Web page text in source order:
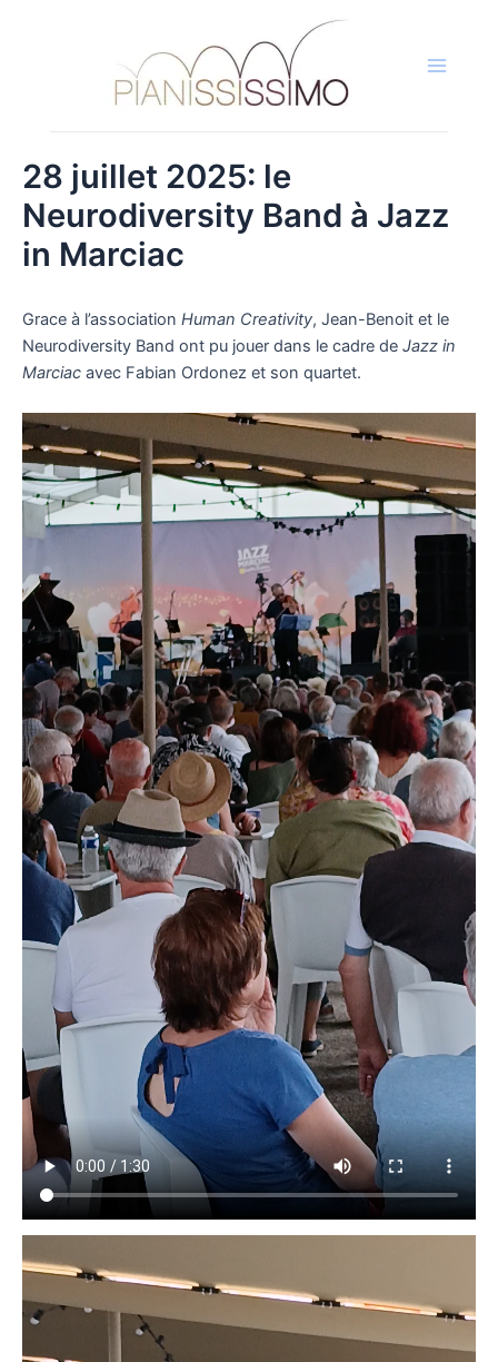
28 juillet 2025: le
Neurodiversity Band à Jazz
in Marciac
Grace à l’association Human Creativity, Jean-Benoit et le
Neurodiversity Band ont pu jouer dans le cadre de Jazz in
Marciac avec Fabian Ordonez et son quartet.